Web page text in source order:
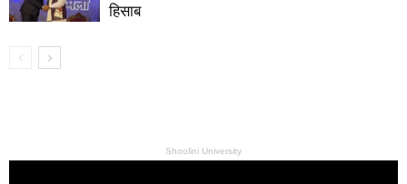
हिसाब
Shoolini University